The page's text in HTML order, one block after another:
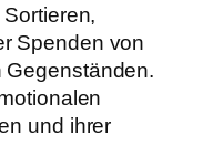
Spenden von
Gegenständen.
und ihrer